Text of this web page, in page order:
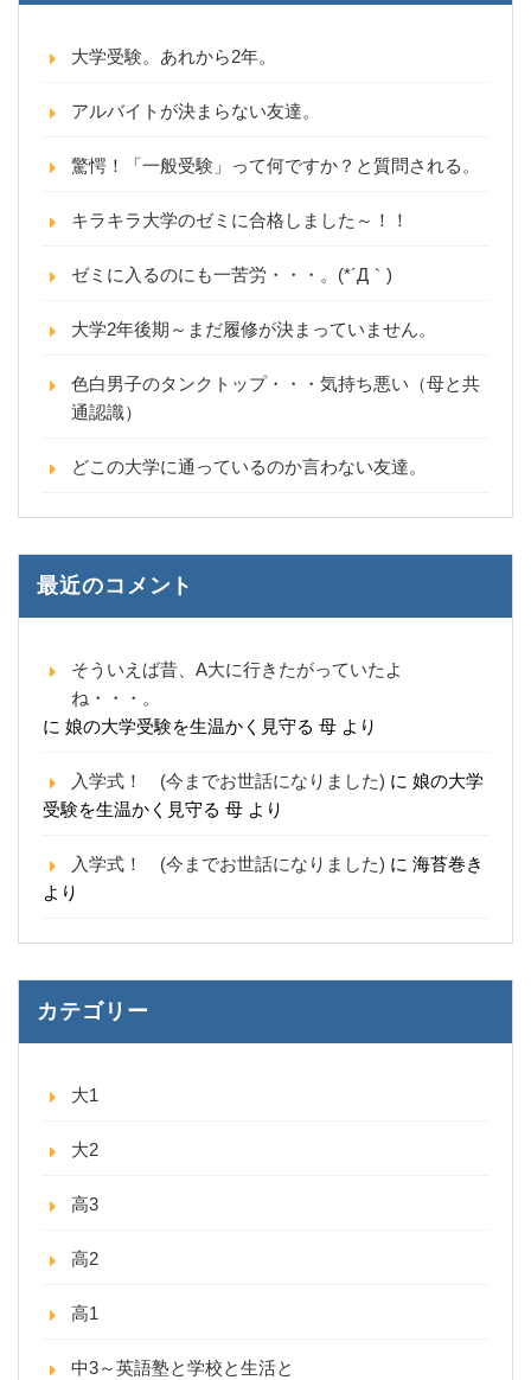
大学受験。あれから2年。
アルバイトが決まらない友達。
驚愕！「一般受験」って何ですか？と質問される。
キラキラ大学のゼミに合格しました～！！
ゼミに入るのにも一苦労・・・。(*´Д｀)
大学2年後期～まだ履修が決まっていません。
色白男子のタンクトップ・・・気持ち悪い（母と共
通認識）
どこの大学に通っているのか言わない友達。
最近のコメント
そういえば昔、A大に行きたがっていたよ
ね・・・。
に 娘の大学受験を生温かく見守る 母 より
入学式！ (今までお世話になりました) に 娘の大学
受験を生温かく見守る 母 より
入学式！ (今までお世話になりました) に 海苔巻き
より
カテゴリー
大1
大2
高3
高2
高1
中3～英語塾と学校と生活と